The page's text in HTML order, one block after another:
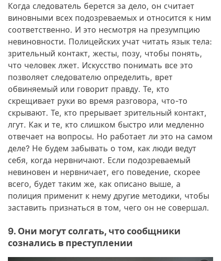
Когда следователь берется за дело, он считает
виновными всех подозреваемых и относится к ним
соответственно. И это несмотря на презумпцию
невиновности. Полицейских учат читать язык тела:
зрительный контакт, жесты, позу, чтобы понять,
что человек лжет. Искусство понимать все это
позволяет следователю определить, врет
обвиняемый или говорит правду. Те, кто
скрещивает руки во время разговора, что-то
скрывают. Те, кто прерывает зрительный контакт,
лгут. Как и те, кто слишком быстро или медленно
отвечает на вопросы. Но работает ли это на самом
деле? Не будем забывать о том, как люди ведут
себя, когда нервничают. Если подозреваемый
невиновен и нервничает, его поведение, скорее
всего, будет таким же, как описано выше, а
полиция применит к нему другие методики, чтобы
заставить признаться в том, чего он не совершал.
9. Они могут солгать, что сообщники
сознались в преступлении